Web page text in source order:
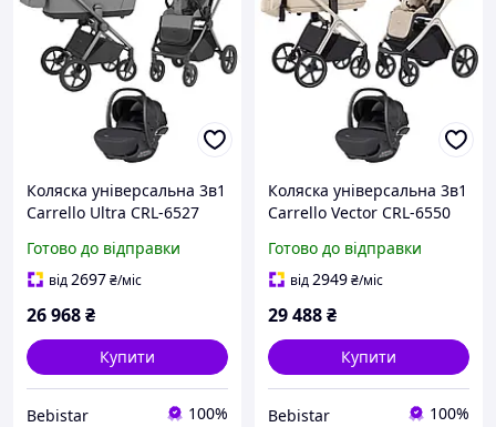
Коляска універсальна 3в1
Carrello Ultra CRL-6527
Автокрісло Carrello Vega
CRL-14101 Absolute Black
Готово до відправки
від2697₴/міс
26 968₴
Купити
Bebistar 100%
Коляска універсальна 3в1
Carrello Vector CRL-6550
Автокрісло Carrello Vega
CRL-14101 Absolute Black
Готово до відправки
від2949₴/міс
29 488₴
Купити
Bebistar 100%